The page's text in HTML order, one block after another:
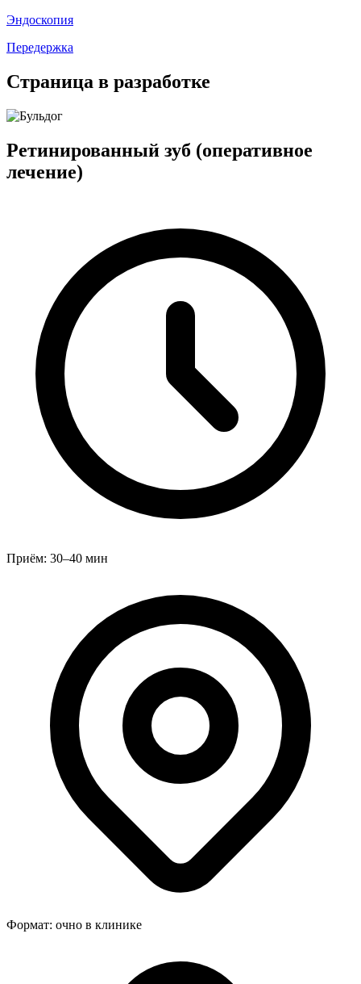
Эндоскопия
Передержка
Страница в разработке
Ретинированный зуб (оперативное
лечение)
Приём: 30–40 мин
Формат: очно в клинике